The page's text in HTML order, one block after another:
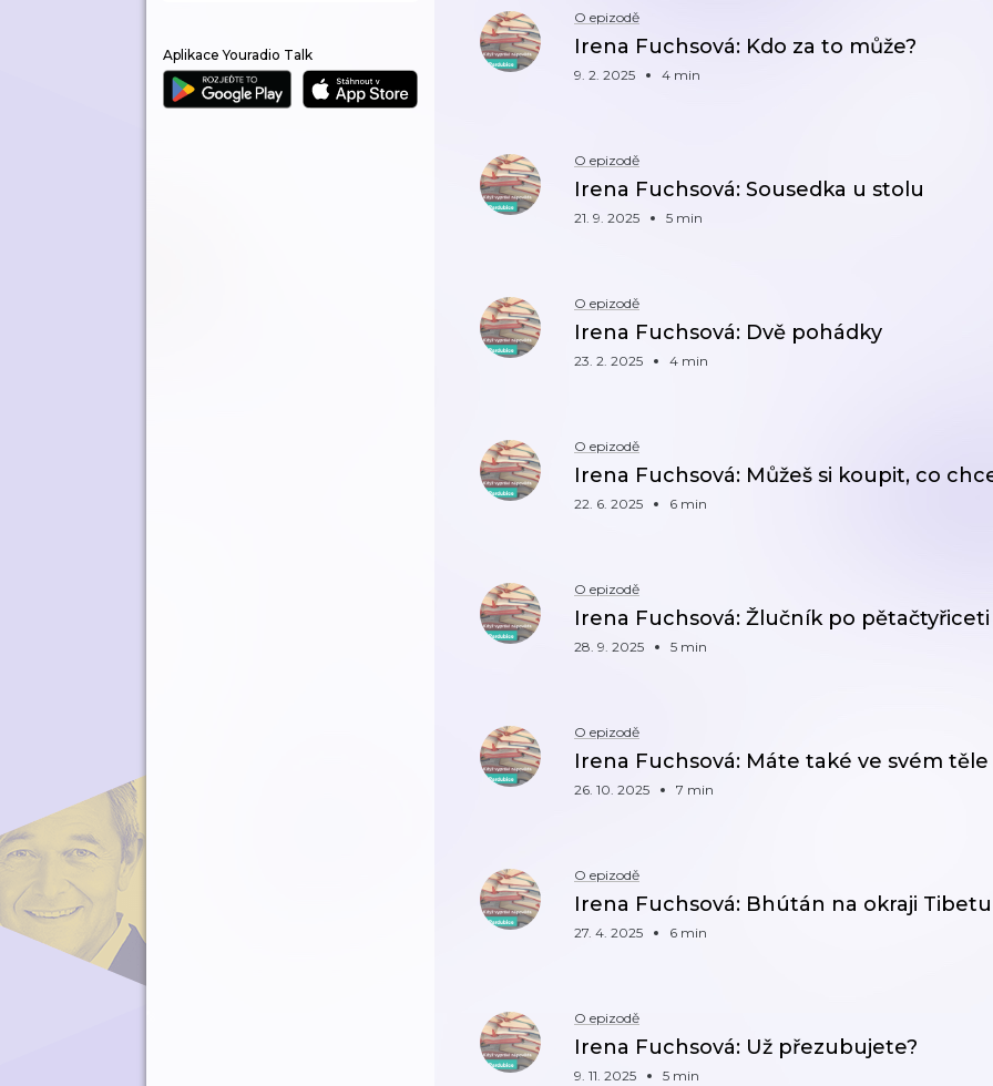
Aplikace Youradio Talk
O epizodě
Irena Fuchsová: Kdo za to může?
9. 2. 2025 4 min
O epizodě
Irena Fuchsová: Sousedka u stolu
21. 9. 2025 5 min
O epizodě
Irena Fuchsová: Dvě pohádky
23. 2. 2025 4 min
O epizodě
Irena Fuchsová: Můžeš si koupit, co
22. 6. 2025 6 min
O epizodě
Irena Fuchsová: Žlučník po
28. 9. 2025 5 min
O epizodě
Irena Fuchsová: Máte také ve svém
26. 10. 2025 7 min
O epizodě
Irena Fuchsová: Bhútán na okraji Tibetu
27. 4. 2025 6 min
O epizodě
Irena Fuchsová: Už přezubujete?
9. 11. 2025 5 min